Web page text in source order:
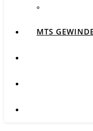
MTS